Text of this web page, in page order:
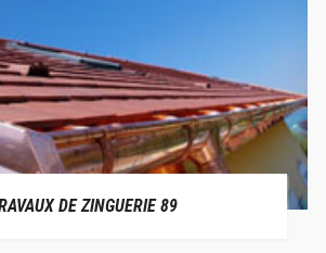
DE ZINGUERIE 89